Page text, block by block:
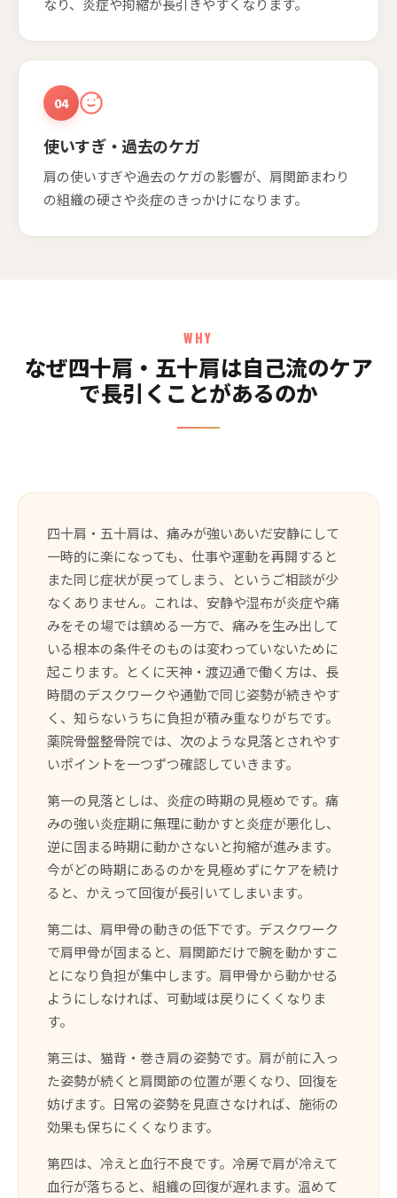
04
使いすぎ・過去のケガ
肩の使いすぎや過去のケガの影響が、肩関節まわり
の組織の硬さや炎症のきっかけになります。
WHY
なぜ四十肩・五十肩は自己流のケア
で長引くことがあるのか
四十肩・五十肩は、痛みが強いあいだ安静にして
一時的に楽になっても、仕事や運動を再開すると
また同じ症状が戻ってしまう、というご相談が少
なくありません。これは、安静や湿布が炎症や痛
みをその場では鎮める一方で、痛みを生み出して
いる根本の条件そのものは変わっていないために
起こります。とくに天神・渡辺通で働く方は、長
時間のデスクワークや通勤で同じ姿勢が続きやす
く、知らないうちに負担が積み重なりがちです。
薬院骨盤整骨院では、次のような見落とされやす
いポイントを一つずつ確認していきます。
第一の見落としは、炎症の時期の見極めです。痛
みの強い炎症期に無理に動かすと炎症が悪化し、
逆に固まる時期に動かさないと拘縮が進みます。
今がどの時期にあるのかを見極めずにケアを続け
ると、かえって回復が長引いてしまいます。
第二は、肩甲骨の動きの低下です。デスクワーク
で肩甲骨が固まると、肩関節だけで腕を動かすこ
とになり負担が集中します。肩甲骨から動かせる
ようにしなければ、可動域は戻りにくくなりま
す。
第三は、猫背・巻き肩の姿勢です。肩が前に入っ
た姿勢が続くと肩関節の位置が悪くなり、回復を
妨げます。日常の姿勢を見直さなければ、施術の
効果も保ちにくくなります。
第四は、冷えと血行不良です。冷房で肩が冷えて
血行が落ちると、組織の回復が遅れます。温めて